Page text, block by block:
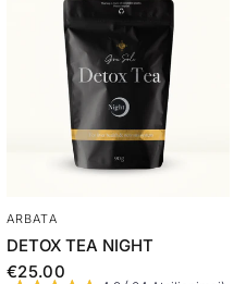
ARBATA
DETOX TEA NIGHT
€25.00